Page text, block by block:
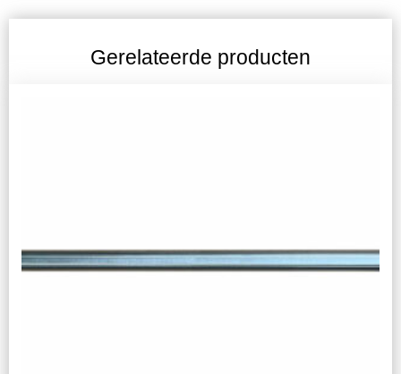
Gerelateerde producten